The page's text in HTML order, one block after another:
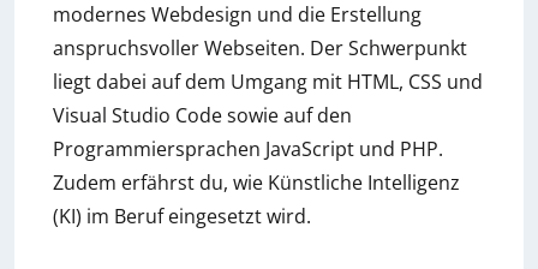
modernes Webdesign und die Erstellung
anspruchsvoller Webseiten. Der Schwerpunkt
liegt dabei auf dem Umgang mit HTML, CSS und
Visual Studio Code sowie auf den
Programmiersprachen JavaScript und PHP.
Zudem erfährst du, wie Künstliche Intelligenz
(KI) im Beruf eingesetzt wird.